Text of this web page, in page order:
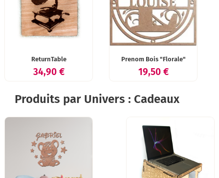
ReturnTable
Prix
34,90 €
Prenom Bois "Florale"
Prix
19,50 €
Produits par Univers : Cadeaux